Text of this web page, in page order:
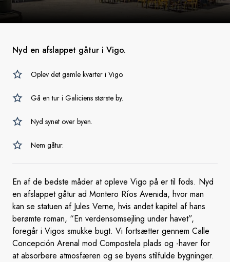
Nyd en afslappet gåtur i Vigo.
Oplev det gamle kvarter i Vigo.
Gå en tur i Galiciens største by.
Nyd synet over byen.
Nem gåtur.
En af de bedste måder at opleve Vigo på er til fods. Nyd
en afslappet gåtur ad Montero Ríos Avenida, hvor man
kan se statuen af Jules Verne, hvis andet kapitel af hans
berømte roman, “En verdensomsejling under havet”,
foregår i Vigos smukke bugt. Vi fortsætter gennem Calle
Concepción Arenal mod Compostela plads og -haver for
at absorbere atmosfæren og se byens stilfulde bygninger.